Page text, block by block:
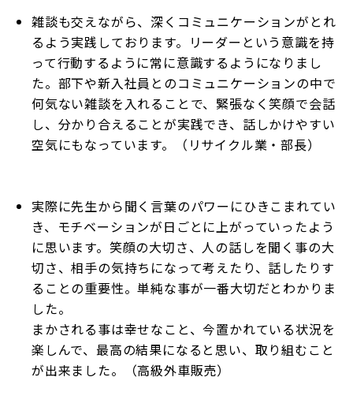
雑談も交えながら、深くコミュニケーションがとれ
るよう実践しております。リーダーという意識を持
って行動するように常に意識するようになりまし
た。部下や新入社員とのコミュニケーションの中で
何気ない雑談を入れることで、緊張なく笑顔で会話
し、分かり合えることが実践でき、話しかけやすい
空気にもなっています。（リサイクル業・部長）
実際に先生から聞く言葉のパワーにひきこまれてい
き、モチベーションが日ごとに上がっていったよう
に思います。笑顔の大切さ、人の話しを聞く事の大
切さ、相手の気持ちになって考えたり、話したりす
ることの重要性。単純な事が一番大切だとわかりま
した。
まかされる事は幸せなこと、今置かれている状況を
楽しんで、最高の結果になると思い、取り組むこと
が出来ました。（高級外車販売）